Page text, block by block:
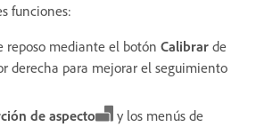
funciones:
reposo mediante el botón Calibrar de
derecha para mejorar el seguimiento
de aspecto
y los menús de